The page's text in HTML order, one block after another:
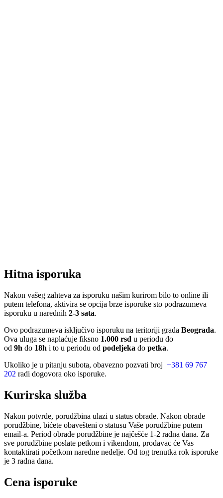
Hitna isporuka
Nakon vašeg zahteva za isporuku našim kurirom bilo to online ili
putem telefona, aktivira se opcija brze isporuke sto podrazumeva
isporuku u narednih 2-3 sata.
Ovo podrazumeva isključivo isporuku na teritoriji grada Beograda.
Ova uluga se naplaćuje fiksno 1.000 rsd u periodu do
od 9h do 18h i to u periodu od podeljeka do petka.
Ukoliko je u pitanju subota, obavezno pozvati broj +381 69 767
202 radi dogovora oko isporuke.
Kurirska služba
Nakon potvrde, porudžbina ulazi u status obrade. Nakon obrade
porudžbine, bićete obavešteni o statusu Vaše porudžbine putem
email-a. Period obrade porudžbine je najčešće 1-2 radna dana. Za
sve porudžbine poslate petkom i vikendom, prodavac će Vas
kontaktirati početkom naredne nedelje. Od tog trenutka rok isporuke
je 3 radna dana.
Cena isporuke